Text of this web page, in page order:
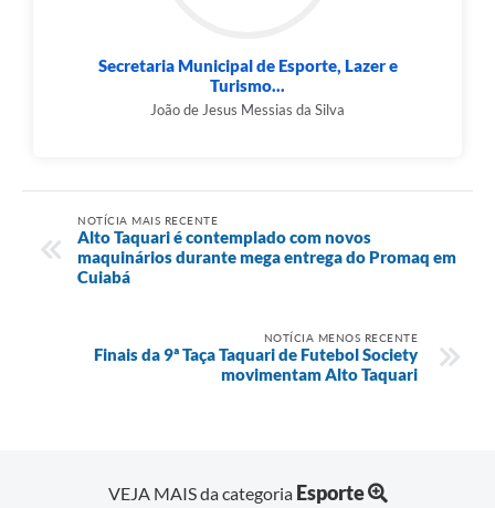
Secretaria Municipal de Esporte, Lazer e
Turismo...
João de Jesus Messias da Silva
NOTÍCIA MAIS RECENTE
Alto Taquari é contemplado com novos
maquinários durante mega entrega do Promaq em
Cuiabá
NOTÍCIA MENOS RECENTE
Finais da 9ª Taça Taquari de Futebol Society
movimentam Alto Taquari
VEJA MAIS da categoria Esporte